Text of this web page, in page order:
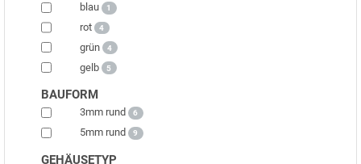
blau 1
rot 4
grün 4
gelb 5
BAUFORM
3mm rund 6
5mm rund 9
GEHÄUSETYP